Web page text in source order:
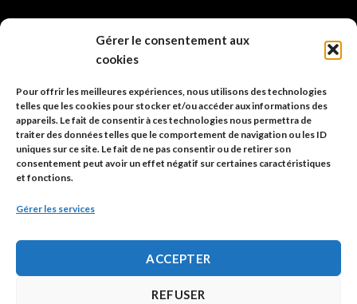
Gérer le consentement aux
cookies
Pour offrir les meilleures expériences, nous utilisons des technologies
telles que les cookies pour stocker et/ou accéder aux informations des
appareils. Le fait de consentir à ces technologies nous permettra de
traiter des données telles que le comportement de navigation ou les ID
uniques sur ce site. Le fait de ne pas consentir ou de retirer son
consentement peut avoir un effet négatif sur certaines caractéristiques
et fonctions.
Gérer les services
ACCEPTER
REFUSER
info@code-animal.com
Code Animal
26, rue principale
67480 Roppenheim
Adresse à utiliser pour les envois en AR.
Politique de confidentialité